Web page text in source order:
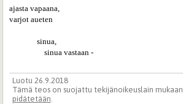
ajasta vapaana,
varjot aueten
sinua,
                   sinua vastaan -
Luotu 26.9.2018
Tämä teos on suojattu tekijänoikeuslain mukaan.
pidätetään